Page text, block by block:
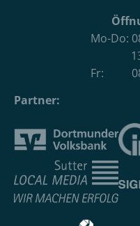
Mo-Do:
Fr:
Partner: